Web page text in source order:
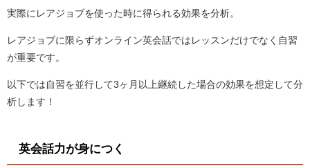
実際にレアジョブを使った時に得られる効果を分析。
レアジョブに限らずオンライン英会話ではレッスンだけでなく自習
が重要です。
以下では自習を並行して3ヶ月以上継続した場合の効果を想定して分
析します！
英会話力が身につく